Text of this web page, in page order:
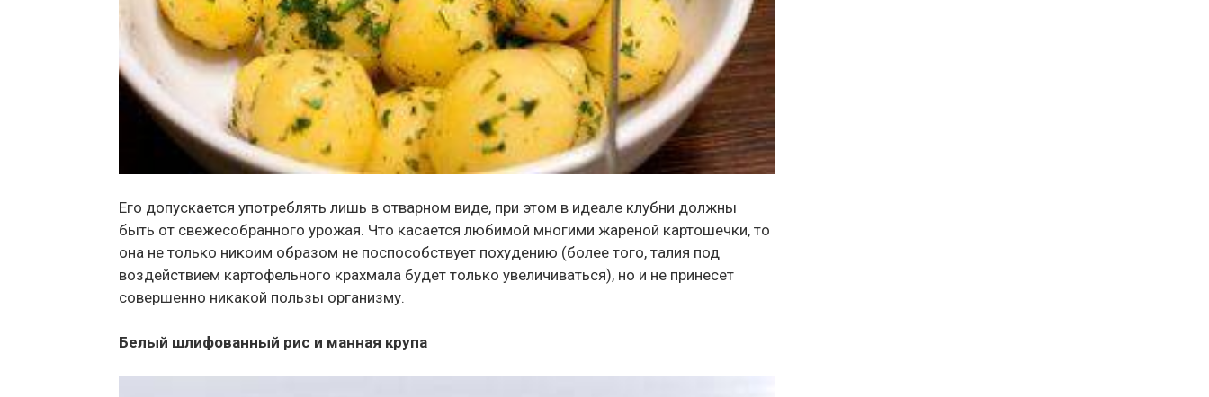
Его допускается употреблять лишь в отварном виде, при этом в идеале клубни должны
быть от свежесобранного урожая. Что касается любимой многими жареной картошечки, то
она не только никоим образом не поспособствует похудению (более того, талия под
воздействием картофельного крахмала будет только увеличиваться), но и не принесет
совершенно никакой пользы организму.
Белый шлифованный рис и манная крупа